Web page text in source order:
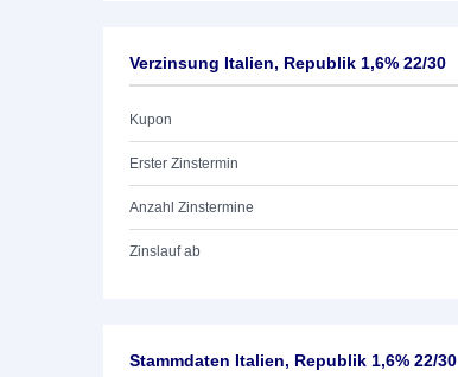
Verzinsung Italien, Republik 1,6% 22/30
Kupon
Erster Zinstermin
Anzahl Zinstermine
Zinslauf ab
Stammdaten Italien, Republik 1,6% 22/30